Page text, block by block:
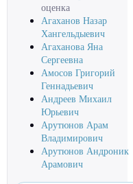
оценка
Агаханов Назар
Хангельдыевич
Агаханова Яна
Сергеевна
Амосов Григорий
Геннадьевич
Андреев Михаил
Юрьевич
Арутюнов Арам
Владимирович
Арутюнов Андроник
Арамович